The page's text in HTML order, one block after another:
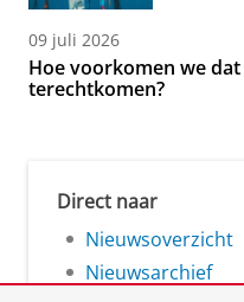
09 juli 2026
Hoe voorkomen we
terechtkomen?
Direct naar
Nieuwsoverzicht
Nieuwsarchief